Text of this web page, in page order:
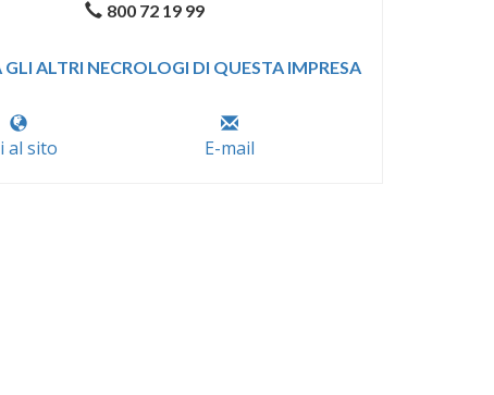
800 72 19 99
GLI ALTRI NECROLOGI DI QUESTA IMPRESA
al sito E-mail